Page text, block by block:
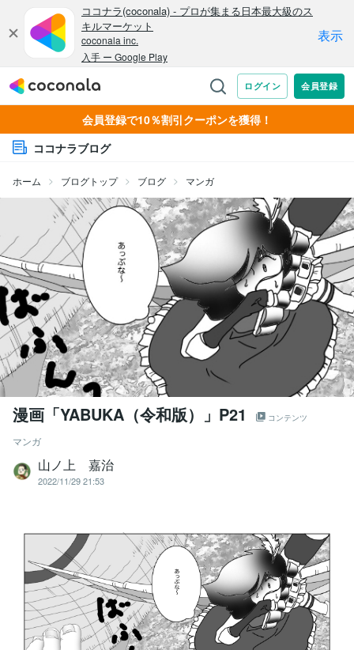
会員登録で10％割引クーポンを獲得！
ココナラブログ
ホーム ブログトップ ブログ マンガ
漫画「YABUKA（令和版）」P21 コンテンツ
マンガ
山ノ上 嘉治
2022/11/29 21:53